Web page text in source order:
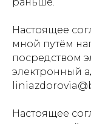
Настоящее
мной путём
посредством
электронный
Настоящее